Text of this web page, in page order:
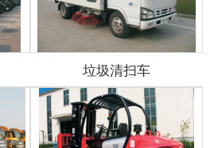
垃圾清扫车